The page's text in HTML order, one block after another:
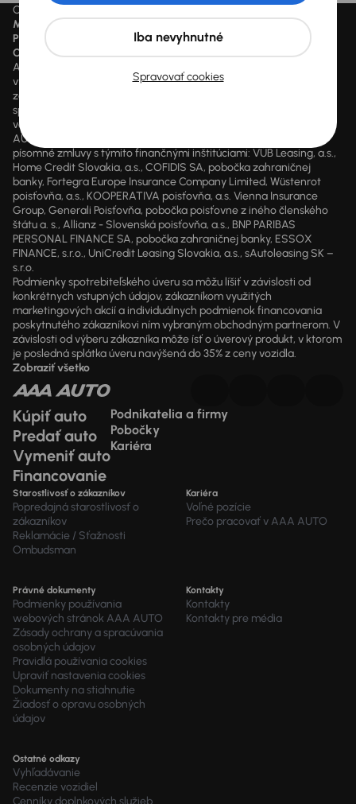
Ceny sú vrátane DPH pokiaľ nie je uvedené inak.
Mesačne od
Preškrtnutý cenový údaj je cena pred zľavou.
Cena
je cena aktuálne platná.
AUTOCENTRUM AAA AUTO a.s. je samostatný finančný agent
vykonávajúci finančné sprostredkovanie v sektore poistenia alebo
zaistenia a sektore poskytovania úverov, úverov na bývanie a
spotrebiteľských úverov zapísaný v registri pod číslom 203771
vedený Národnou bankou Slovenska.
AUTOCENTRUM AAA AUTO a.s. má uzatvorené nevýhradné
písomné zmluvy s týmito finančnými inštitúciami: VÚB Leasing, a.s.,
Home Credit Slovakia, a.s., COFIDIS SA, pobočka zahraničnej
banky, Fortegra Europe Insurance Company Limited, Wüstenrot
poisťovňa, a.s., KOOPERATIVA poisťovňa, a.s. Vienna Insurance
Group, Generali Poisťovňa, pobočka poisťovne z iného členského
štátu a. s., Allianz - Slovenská poisťovňa, a.s., BNP PARIBAS
PERSONAL FINANCE SA, pobočka zahraničnej banky, ESSOX
FINANCE, s.r.o., UniCredit Leasing Slovakia, a.s., sAutoleasing SK –
s.r.o.
Podmienky spotrebiteľského úveru sa môžu líšiť v závislosti od
konkrétnych vstupných údajov, zákazníkom využitých
marketingových akcií a individuálnych podmienok financovania
poskytnutého zákazníkovi ním vybraným obchodným partnerom. V
závislosti od výberu zákazníka môže ísť o úverový produkt, v ktorom
je posledná splátka úveru navýšená do 35% z ceny vozidla.
Zobraziť všetko
Kúpiť auto
Predať auto
Vymeniť auto
Financovanie
Podnikatelia a firmy
Pobočky
Kariéra
Starostlivosť o zákazníkov
Popredajná starostlivosť o
zákazníkov
Reklamácie / Sťažnosti
Ombudsman
Kariéra
Voľné pozície
Prečo pracovať v AAA AUTO
Právné dokumenty
Podmienky používania
webových stránok AAA AUTO
Zásady ochrany a spracúvania
osobných údajov
Pravidlá používania cookies
Upraviť nastavenia cookies
Dokumenty na stiahnutie
Žiadosť o opravu osobných
údajov
Kontakty
Kontakty
Kontakty pre média
Ostatné odkazy
Vyhľadávanie
Recenzie vozidiel
Cenníky doplnkových služieb
Spravovať cookies
Iba nevyhnutné